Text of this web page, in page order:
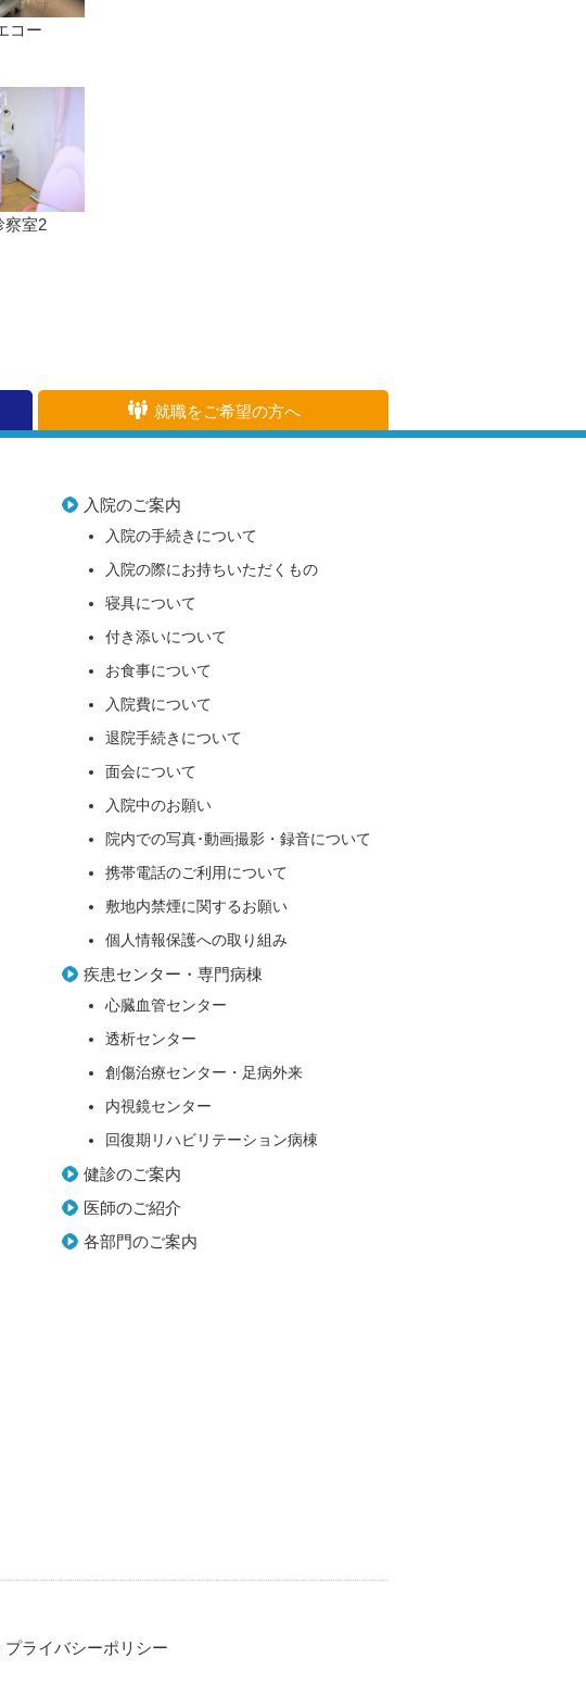
コー
察室2
就職をご希望の方へ
入院のご案内
入院の手続きについて
入院の際にお持ちいただくもの
寝具について
付き添いについて
お食事について
入院費について
退院手続きについて
面会について
入院中のお願い
院内での写真･動画撮影・録音について
携帯電話のご利用について
敷地内禁煙に関するお願い
個人情報保護への取り組み
疾患センター・専門病棟
心臓血管センター
透析センター
創傷治療センター・足病外来
内視鏡センター
回復期リハビリテーション病棟
健診のご案内
医師のご紹介
各部門のご案内
プライバシーポリシー